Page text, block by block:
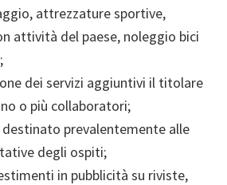
attrezzature sportive,
attività del paese, noleggio bici
dei servizi aggiuntivi il titolare
o più collaboratori;
destinato prevalentemente alle
degli ospiti;
in pubblicità su riviste,